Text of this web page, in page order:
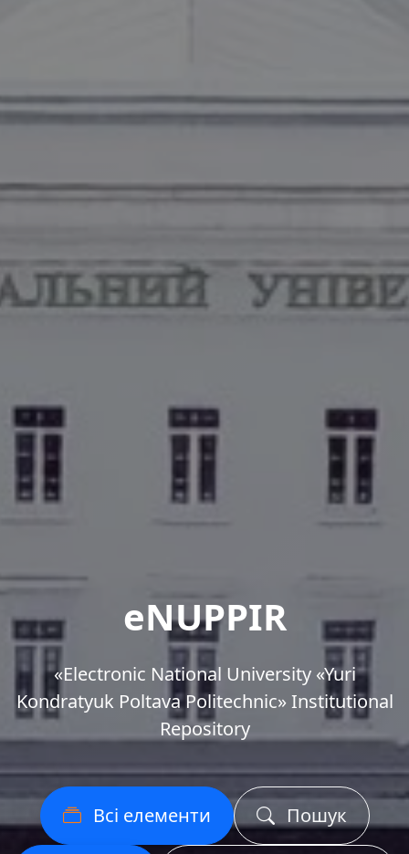
eNUPPIR
«Еlectronic National University «Yuri
Kondratyuk Poltava Politechnic» Institutional
Repository
Всі елементи Пошук